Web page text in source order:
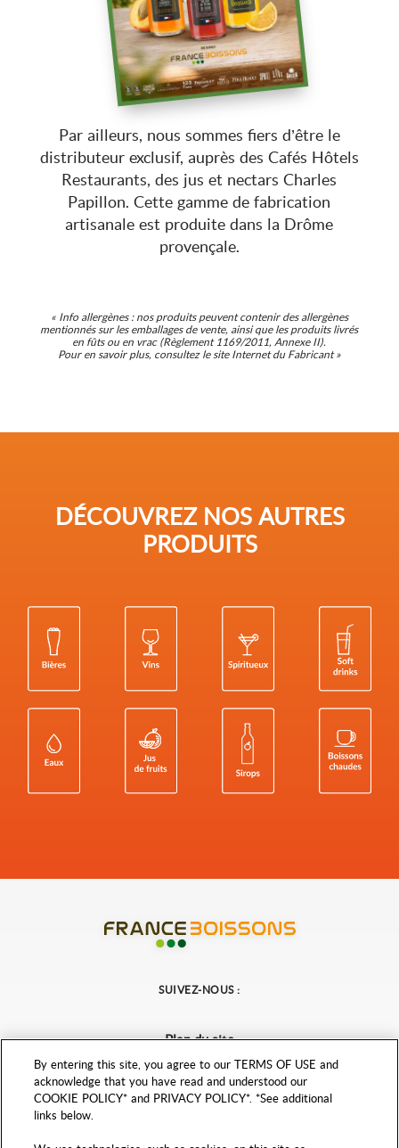
Par ailleurs, nous sommes fiers d’être le
distributeur exclusif, auprès des Cafés Hôtels
Restaurants, des jus et nectars Charles
Papillon. Cette gamme de fabrication
artisanale est produite dans la Drôme
provençale.
« Info allergènes : nos produits peuvent contenir des allergènes
mentionnés sur les emballages de vente, ainsi que les produits livrés
en fûts ou en vrac (Règlement 1169/2011, Annexe II).
Pour en savoir plus, consultez le site Internet du Fabricant »
DÉCOUVREZ NOS AUTRES
PRODUITS
SUIVEZ-NOUS :
Plan du site
Mentions légales
Politique de protection des données personnelles
Paramètres de confidentialité
By entering this site, you agree to our TERMS OF USE and
acknowledge that you have read and understood our
COOKIE POLICY* and PRIVACY POLICY*. *See additional
links below.